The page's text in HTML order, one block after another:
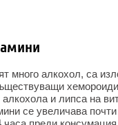
много алкохол, са
и липса на
се увеличава